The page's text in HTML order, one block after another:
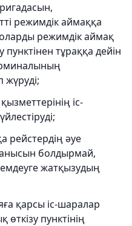
режимдік аймаққа
оларды режимдік аймақ
тұраққа дейін
жүруді;
іс-
рейстердің әуе
болдырмай,
жатқызудың
қарсы іс-шаралар
өткізу пунктінің